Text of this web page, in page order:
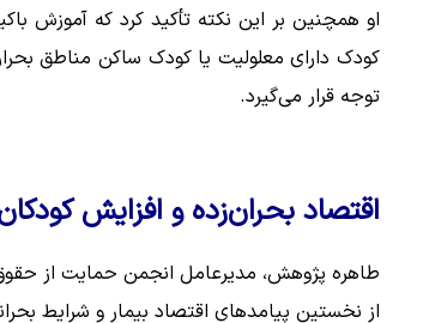
او همچنین بر این نکته تأکید کرد که آموزش
کودک دارای معلولیت یا کودک ساکن مناطق
توجه قرار می‌گیرد.
اقتصاد بحران‌زده و افزایش
طاهره پژوهش، مدیرعامل انجمن حمایت از
از نخستین پیامدهای اقتصاد بیمار و شرایط